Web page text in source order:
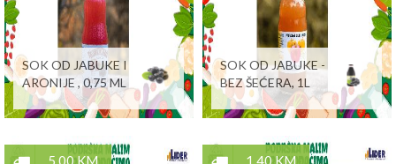
SOK OD JABUKE I
ARONIJE , 0,75 ML
SOK OD JABUKE -
BEZ ŠEĆERA, 1L
5,00 KM 1,40 KM